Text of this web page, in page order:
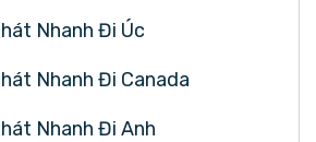
Nhanh Đi Úc
Nhanh Đi Canada
Nhanh Đi Anh